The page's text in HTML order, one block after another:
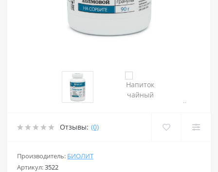
Отзывы: (0)
Производитель: БИОЛИТ
Артикул:3522